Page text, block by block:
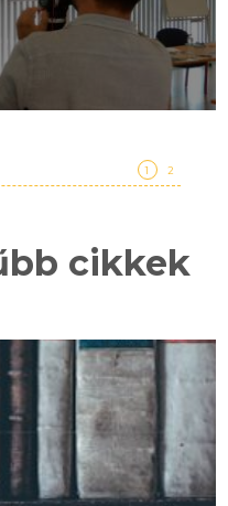
1 2
cikkek